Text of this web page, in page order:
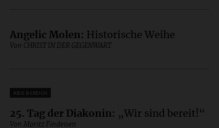
Angelic Molen : Historische Weihe
Von CHRIST IN DER GEGENWART
Plus
25. Tag der Diakonin : „Wir sind bereit!“
Von Moritz Findeisen